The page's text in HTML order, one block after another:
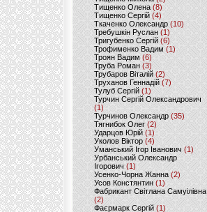
Тищенко Олена (8)
Тищенко Сергій (4)
Ткаченко Олександр (10)
Требушкін Руслан (1)
Тригубенко Сергій(6)
Трофименко Вадим (1)
Троян Вадим (6)
Труба Роман(3)
Трубаров Віталій (2)
Труханов Геннадій (7)
Тулуб Сергій(1)
Турчин Сергій Олександрович
(1)
Турчинов Олександр(35)
Тягнибок Олег (2)
Ударцов Юрій (1)
Уколов Віктор(4)
Уманський Ігор Іванович(1)
Урбанський Олександр
Ігорович (1)
Усенко-Чорна Жанна (2)
Усов Констянтин(1)
Фабрикант Світлана Самуілівна
(2)
Фаєрмарк Сергій(1)